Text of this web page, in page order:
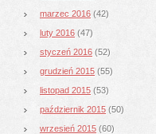
marzec 2016 (42)
luty 2016 (47)
styczeń 2016 (52)
grudzień 2015 (55)
listopad 2015 (53)
październik 2015 (50)
wrzesień 2015 (60)